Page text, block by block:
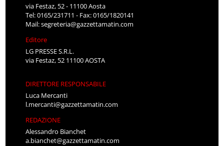
via Festaz, 52 - 11100 Aosta
Tel: 0165/231711 - Fax: 0165/1820141
Mail:segreteria@gazzettamatin.com
Editore
LG PRESSE S.R.L.
via Festaz, 52 11100 AOSTA
DIRETTORE RESPONSABILE
Luca Mercanti
l.mercanti@gazzettamatin.com
REDAZIONE
Alessandro Bianchet
a.bianchet@gazzettamatin.com